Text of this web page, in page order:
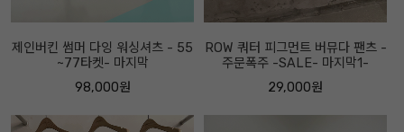
제인버킨 썸머 다잉 워싱셔츠 - 55
~77타켓- 마지막
98,000원
ROW 쿼터 피그먼트 버뮤다 팬츠 -
주문폭주 -SALE- 마지막1-
29,000원